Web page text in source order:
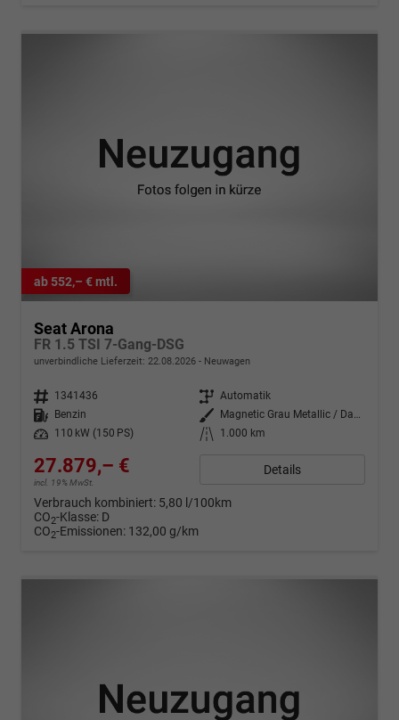
ab 552,– € mtl.
Seat Arona
FR 1.5 TSI 7-Gang-DSG
unverbindliche Lieferzeit: 22.08.2026 Neuwagen
Fahrzeugnr. 1341436 Getriebe Automatik
Kraftstoff
Benzin Außenfarbe
Magnetic Grau Metallic / Dach in Midnight Schwarz Metallic
Leistung
110 kW (150 PS) Kilometerstand 1.000 km
27.879,– €
incl. 19% MwSt.
Details
Verbrauch kombiniert: 5,80 l/100km
CO2-Klasse: D
CO2-Emissionen: 132,00 g/km